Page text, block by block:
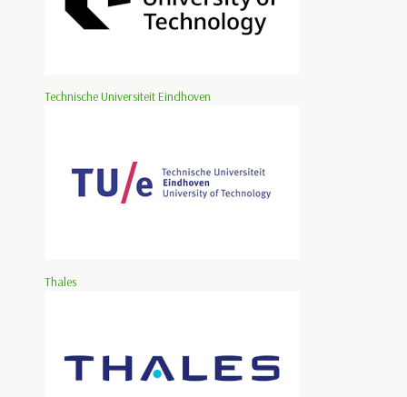
Technische Universiteit Eindhoven
Thales